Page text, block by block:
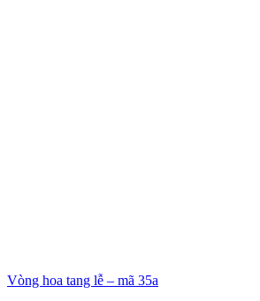
Vòng hoa tang lễ – mã 35a